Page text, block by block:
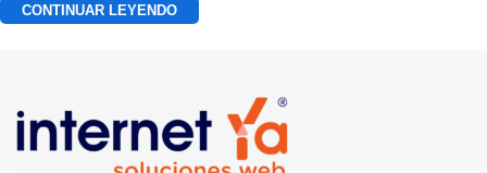
CONTINUAR LEYENDO